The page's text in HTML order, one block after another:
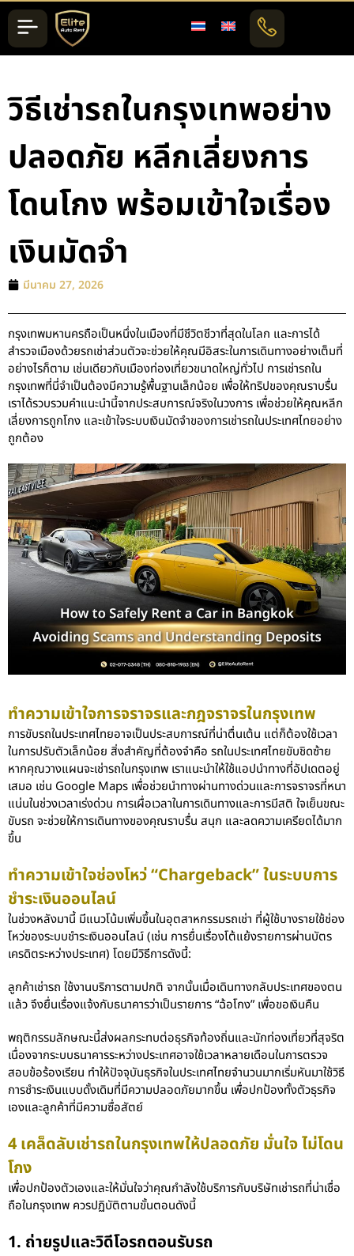
วิธีเช่ารถในกรุงเทพอย่าง
ปลอดภัย หลีกเลี่ยงการ
โดนโกง พร้อมเข้าใจเรื่อง
เงินมัดจำ
มีนาคม 27, 2026
กรุงเทพมหานครถือเป็นหนึ่งในเมืองที่มีชีวิตชีวาที่สุดในโลก และการได้
สำรวจเมืองด้วยรถเช่าส่วนตัวจะช่วยให้คุณมีอิสระในการเดินทางอย่างเต็มที่
อย่างไรก็ตาม เช่นเดียวกับเมืองท่องเที่ยวขนาดใหญ่ทั่วไป การเช่ารถใน
กรุงเทพที่นี่จำเป็นต้องมีความรู้พื้นฐานเล็กน้อย เพื่อให้ทริปของคุณราบรื่น
เราได้รวบรวมคำแนะนำนี้จากประสบการณ์จริงในวงการ เพื่อช่วยให้คุณหลีก
เลี่ยงการถูกโกง และเข้าใจระบบเงินมัดจำของการเช่ารถในประเทศไทยอย่าง
ถูกต้อง
ทำความเข้าใจการจราจรและกฎจราจรในกรุงเทพ
การขับรถในประเทศไทยอาจเป็นประสบการณ์ที่น่าตื่นเต้น แต่ก็ต้องใช้เวลา
ในการปรับตัวเล็กน้อย สิ่งสำคัญที่ต้องจำคือ รถในประเทศไทยขับชิดซ้าย
หากคุณวางแผนจะเช่ารถในกรุงเทพ เราแนะนำให้ใช้แอปนำทางที่อัปเดตอยู่
เสมอ เช่น Google Maps เพื่อช่วยนำทางผ่านทางด่วนและการจราจรที่หนา
แน่นในช่วงเวลาเร่งด่วน การเผื่อเวลาในการเดินทางและการมีสติ ใจเย็นขณะ
ขับรถ จะช่วยให้การเดินทางของคุณราบรื่น สนุก และลดความเครียดได้มาก
ขึ้น
ทำความเข้าใจช่องโหว่ “Chargeback” ในระบบการ
ชำระเงินออนไลน์
ในช่วงหลังมานี้ มีแนวโน้มเพิ่มขึ้นในอุตสาหกรรมรถเช่า ที่ผู้ใช้บางรายใช้ช่อง
โหว่ของระบบชำระเงินออนไลน์ (เช่น การยื่นเรื่องโต้แย้งรายการผ่านบัตร
เครดิตระหว่างประเทศ) โดยมีวิธีการดังนี้:
ลูกค้าเช่ารถ ใช้งานบริการตามปกติ จากนั้นเมื่อเดินทางกลับประเทศของตน
แล้ว จึงยื่นเรื่องแจ้งกับธนาคารว่าเป็นรายการ “ฉ้อโกง” เพื่อขอเงินคืน
พฤติกรรมลักษณะนี้ส่งผลกระทบต่อธุรกิจท้องถิ่นและนักท่องเที่ยวที่สุจริต
เนื่องจากระบบธนาคารระหว่างประเทศอาจใช้เวลาหลายเดือนในการตรวจ
สอบข้อร้องเรียน ทำให้ปัจจุบันธุรกิจในประเทศไทยจำนวนมากเริ่มหันมาใช้วิธี
การชำระเงินแบบดั้งเดิมที่มีความปลอดภัยมากขึ้น เพื่อปกป้องทั้งตัวธุรกิจ
เองและลูกค้าที่มีความซื่อสัตย์
4 เคล็ดลับเช่ารถในกรุงเทพให้ปลอดภัย มั่นใจ ไม่โดน
โกง
เพื่อปกป้องตัวเองและให้มั่นใจว่าคุณกำลังใช้บริการกับบริษัทเช่ารถที่น่าเชื่อ
ถือในกรุงเทพ ควรปฏิบัติตามขั้นตอนดังนี้
1. ถ่ายรูปและวิดีโอรถตอนรับรถ